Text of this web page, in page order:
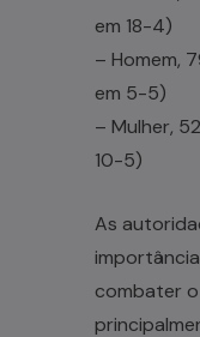
em 18-4)
– Homem,
em 5-5)
– Mulher,
10-5)
As
combater